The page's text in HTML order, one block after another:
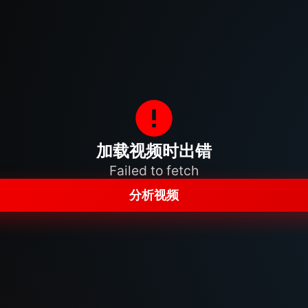
加载视频时出错
Failed to fetch
分析视频